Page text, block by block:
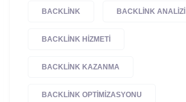
BACKLINK BACKLINK ANALIZI
BACKLINK HIZMETI
BACKLINK KAZANMA
BACKLINK OPTIMIZASYONU